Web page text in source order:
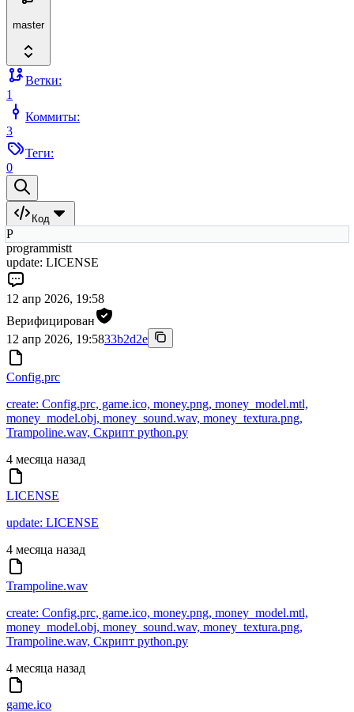
master
Ветки:
1
Коммиты:
3
Теги:
0
Код
P
programmistt
update: LICENSE
12 апр 2026, 19:58
Верифицирован
12 апр 2026, 19:5833b2d2e
Config.prc
create: Config.prc, game.ico, money.png, money_model.mtl,
money_model.obj, money_sound.wav, money_textura.png,
Trampoline.wav, Скрипт python.py
4 месяца назад
LICENSE
update: LICENSE
4 месяца назад
Trampoline.wav
create: Config.prc, game.ico, money.png, money_model.mtl,
money_model.obj, money_sound.wav, money_textura.png,
Trampoline.wav, Скрипт python.py
4 месяца назад
game.ico